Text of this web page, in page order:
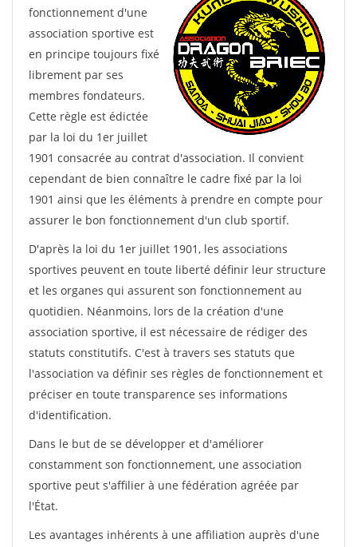
fonctionnement d'une
association sportive est
en principe toujours fixé
librement par ses
membres fondateurs.
Cette règle est édictée
par la loi du 1er juillet
1901 consacrée au contrat d'association. Il convient
cependant de bien connaître le cadre fixé par la loi
1901 ainsi que les éléments à prendre en compte pour
assurer le bon fonctionnement d'un club sportif.
D'après la loi du 1er juillet 1901, les associations
sportives peuvent en toute liberté définir leur structure
et les organes qui assurent son fonctionnement au
quotidien. Néanmoins, lors de la création d'une
association sportive, il est nécessaire de rédiger des
statuts constitutifs. C'est à travers ses statuts que
l'association va définir ses règles de fonctionnement et
préciser en toute transparence ses informations
d'identification.
Dans le but de se développer et d'améliorer
constamment son fonctionnement, une association
sportive peut s'affilier à une fédération agréée par
l'État.
Les avantages inhérents à une affiliation auprès d'une